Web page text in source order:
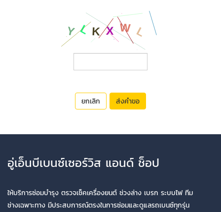
ยกเลิก ส่งคำขอ
อู่เอ็นบีเบนซ์เซอร์วิส แอนด์ ช็อป
ให้บริการซ่อมบำรุง ตรวจเช็คเครื่องยนต์ ช่วงล่าง เบรก ระบบไฟ ทีม
ช่างเฉพาะทาง มีประสบการณ์ตรงในการซ่อมและดูแลรถเบนซ์ทุกรุ่น